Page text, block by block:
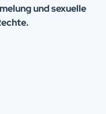
und sexuelle